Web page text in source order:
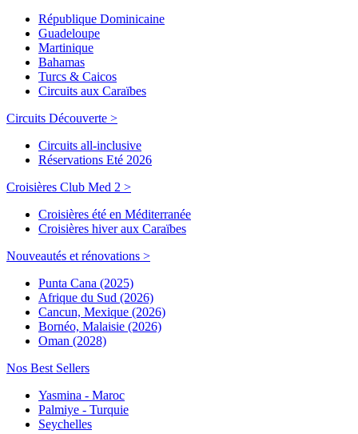
République Dominicaine
Guadeloupe
Martinique
Bahamas
Turcs & Caicos
Circuits aux Caraïbes
Circuits Découverte >
Circuits all-inclusive
Réservations Eté 2026
Croisières Club Med 2 >
Croisières été en Méditerranée
Croisières hiver aux Caraïbes
Nouveautés et rénovations >
Punta Cana (2025)
Afrique du Sud (2026)
Cancun, Mexique (2026)
Bornéo, Malaisie (2026)
Oman (2028)
Nos Best Sellers
Yasmina - Maroc
Palmiye - Turquie
Seychelles